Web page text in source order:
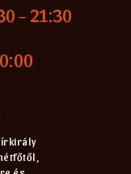
– 21:30